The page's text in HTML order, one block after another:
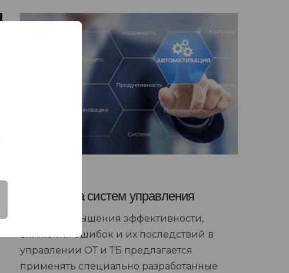
Разработка систем управления
В целях повышения эффективности,
снижения ошибок и их последствий в
управлении ОТ и ТБ предлагается
применять специально разработанные